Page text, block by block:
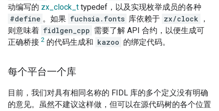
动编写的 zx_clock_t typedef，以及实现枚举成员的各种
#define 。如果 fuchsia.fonts 库依赖于 zx/clock
，
则意味着 fidlgen_cpp 需要了解 API 合约，以便生成可
正确桥接 2 的代码生成和 kazoo 的绑定代码。
每个平台一个库
目前，我们对具有相同名称的 FIDL 库的多个定义没有明确
的意见。虽然不建议这样做，但可以在源代码树的各个位置